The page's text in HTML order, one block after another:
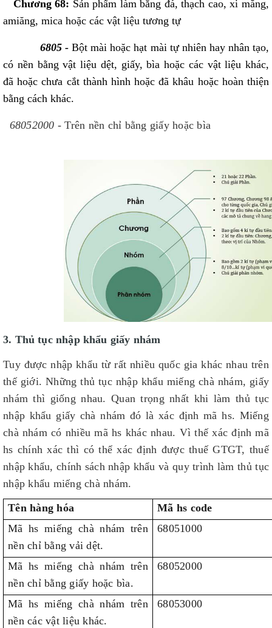
Chương 68: Sản phẩm làm bằng đá, thạch cao, xi măng,
amiăng, mica hoặc các vật liệu tương tự
6805 - Bột mài hoặc hạt mài tự nhiên hay nhân tạo,
có nền bằng vật liệu dệt, giấy, bìa hoặc các vật liệu khác,
đã hoặc chưa cắt thành hình hoặc đã khâu hoặc hoàn thiện
bằng cách khác.
68052000 -Trên nền chỉ bằng giấy hoặc bìa
3. Thủ tục nhập khẩu giấy nhám
Tuy được nhập khẩu từ rất nhiều quốc gia khác nhau trên
thế giới. Những thủ tục nhập khẩu miếng chà nhám, giấy
nhám thì giống nhau. Quan trọng nhất khi làm thủ tục
nhập khẩu giấy chà nhám đó là xác định mã hs. Miếng
chà nhám có nhiều mã hs khác nhau. Vì thế xác định mã
hs chính xác thì có thể xác định được thuế GTGT, thuế
nhập khẩu, chính sách nhập khẩu và quy trình làm thủ tục
nhập khẩu miếng chà nhám.
Tên hàng hóa
Mã hs code
Mã hs miếng chà nhám trên
nền chỉ bằng vải dệt.
68051000
Mã hs miếng chà nhám trên
nền chỉ bằng giấy hoặc bìa.
68052000
Mã hs miếng chà nhám trên
nền các vật liệu khác.
68053000